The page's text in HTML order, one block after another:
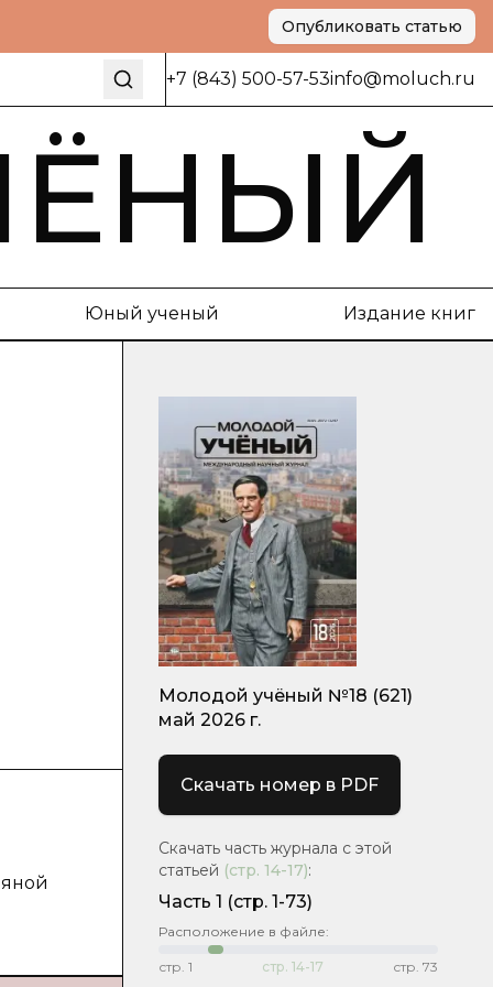
Опубликовать статью
+7 (843) 500-57-53info@moluch.ru
Юный ученый Издание книг
Молодой учёный №18 (621)
май 2026 г.
Скачать номер в PDF
Скачать часть журнала с этой
статьей (стр. 14-17):
Часть 1 (стр. 1-73)
Расположение в файле:
стр. 1 стр. 14-17 стр. 73